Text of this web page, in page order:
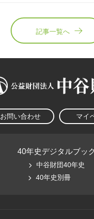
記事一覧へ
お問い合わせ マイ
40年史デジタルブック
中谷財団40年史
40年史別冊